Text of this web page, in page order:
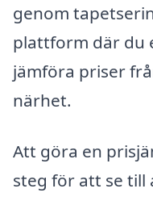
genom
plattform där du
jämföra priser
närhet.
Att göra en
steg för att se till